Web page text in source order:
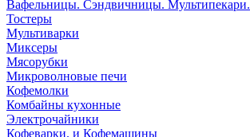
Вафельницы. Сэндвичницы. Мультипекари.
Тостеры
Мультиварки
Миксеры
Мясорубки
Микроволновые печи
Кофемолки
Комбайны кухонные
Электрочайники
Кофеварки. и Кофемашины